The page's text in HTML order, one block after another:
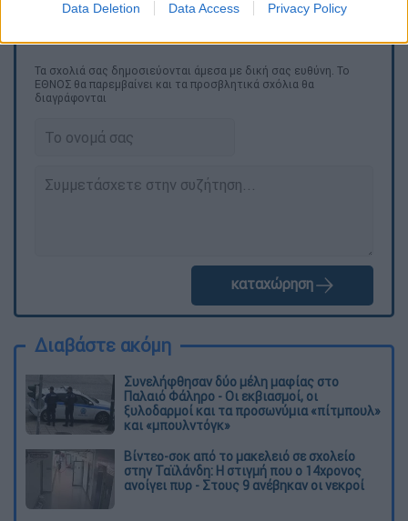
Data Deletion Data Access Privacy Policy
Τα σχολιά σας δημοσιεύονται άμεσα με δική σας ευθύνη. Το
ΕΘΝΟΣ θα παρεμβαίνει και τα προσβλητικά σχόλια θα
διαγράφονται
καταχώρηση
Διαβάστε ακόμη
Συνελήφθησαν δύο μέλη μαφίας στο
Παλαιό Φάληρο - Οι εκβιασμοί, οι
ξυλοδαρμοί και τα προσωνύμια «πίτμπουλ»
και «μπουλντόγκ»
Βίντεο-σοκ από το μακελειό σε σχολείο
στην Ταϊλάνδη: Η στιγμή που ο 14χρονος
ανοίγει πυρ - Στους 9 ανέβηκαν οι νεκροί